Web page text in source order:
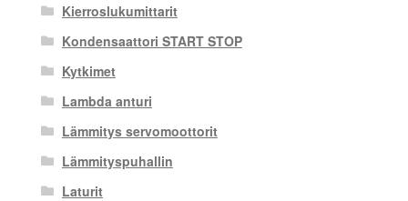
Kierroslukumittarit
Kondensaattori START STOP
Kytkimet
Lambda anturi
Lämmitys servomoottorit
Lämmityspuhallin
Laturit